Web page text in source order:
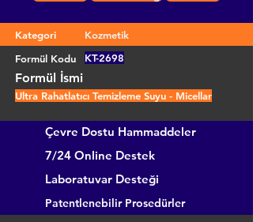
Kategori
Kozmetik
Formül Kodu
KT-2698
Formül İsmi
Ultra Rahatlatıcı Temizleme Suyu - Micellar
Çevre Dostu Hammaddeler
7/24 Online Destek
Laboratuvar Desteği
Patentlenebilir Prosedürler